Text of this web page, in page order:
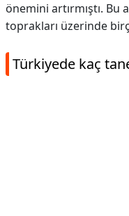
önemini artırmıştı. Bu
toprakları üzerinde
Türkiyede kaç